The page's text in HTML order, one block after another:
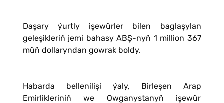
Daşary ýurtly işewürler bilen baglaşylan
geleşikleriň jemi bahasy ABŞ-nyň 1 million 367
müň dollaryndan gowrak boldy.
Habarda bellenilişi ýaly, Birleşen Arap
Emirlikleriniň we Owganystanyň işewür